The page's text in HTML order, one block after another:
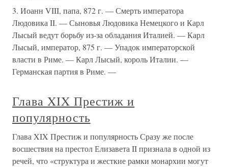
3. Иоанн VIII, папа, 872 г. — Смерть императора
Людовика II. — Сыновья Людовика Немецкого и Карл
Лысый ведут борьбу из-за обладания Италией. — Карл
Лысый, император, 875 г. — Упадок императорской
власти в Риме. — Карл Лысый, король Италии. —
Германская партия в Риме. —
Глава XIX Престиж и
популярность
Глава XIX Престиж и популярность Сразу же после
восшествия на престол Елизавета II признала в одной из
речей, что «структура и жесткие рамки монархии могут